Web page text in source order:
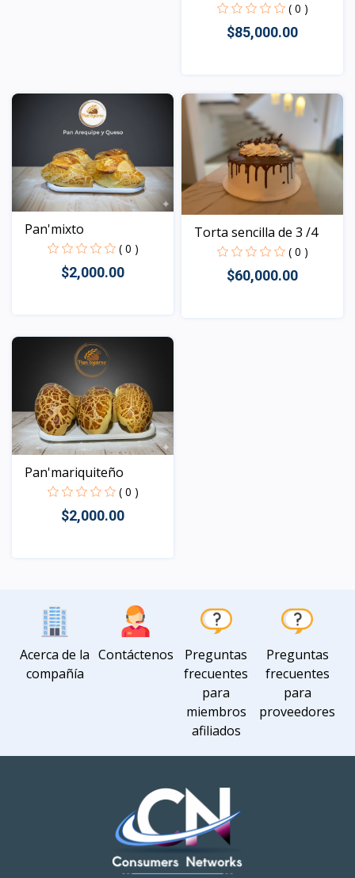
( 0 )
$85,000.00
Vista
Pan'mixto
( 0 )
$2,000.00
Torta sencilla de 3 /4
( 0 )
$60,000.00
Pan'mariquiteño
( 0 )
$2,000.00
Acerca de la
compañía
Contáctenos
Preguntas
frecuentes
para
miembros
afiliados
Preguntas
frecuentes
para
proveedores